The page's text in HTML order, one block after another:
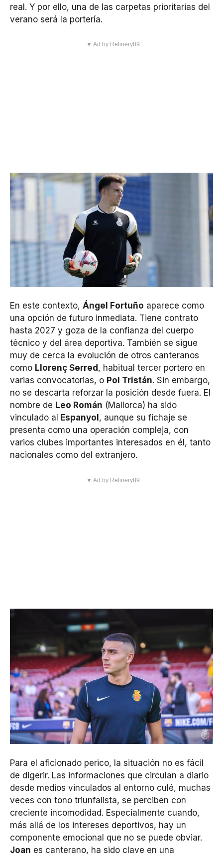
real. Y por ello, una de las carpetas prioritarias del
verano será la portería.
▼ Ad by Refinery89
En este contexto, Ángel Fortuño aparece como
una opción de futuro inmediata. Tiene contrato
hasta 2027 y goza de la confianza del cuerpo
técnico y del área deportiva. También se sigue
muy de cerca la evolución de otros canteranos
como Llorenç Serred , habitual tercer portero en
varias convocatorias, o Pol Tristán. Sin embargo,
no se descarta reforzar la posición desde fuera. El
nombre de Leo Román (Mallorca) ha sido
vinculado al Espanyol , aunque su fichaje se
presenta como una operación compleja, con
varios clubes importantes interesados en él, tanto
nacionales como del extranjero.
▼ Ad by Refinery89
Para el aficionado perico, la situación no es fácil
de digerir. Las informaciones que circulan a diario
desde medios vinculados al entorno culé, muchas
veces con tono triunfalista, se perciben con
creciente incomodidad. Especialmente cuando,
más allá de los intereses deportivos, hay un
componente emocional que no se puede obviar.
Joan es canterano, ha sido clave en una